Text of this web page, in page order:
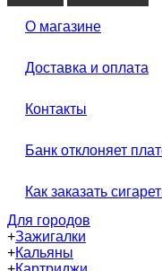
О магазине
Доставка и оплата
Контакты
Банк отклоняет
Как заказать
Для городов
+Зажигалки
+Кальяны